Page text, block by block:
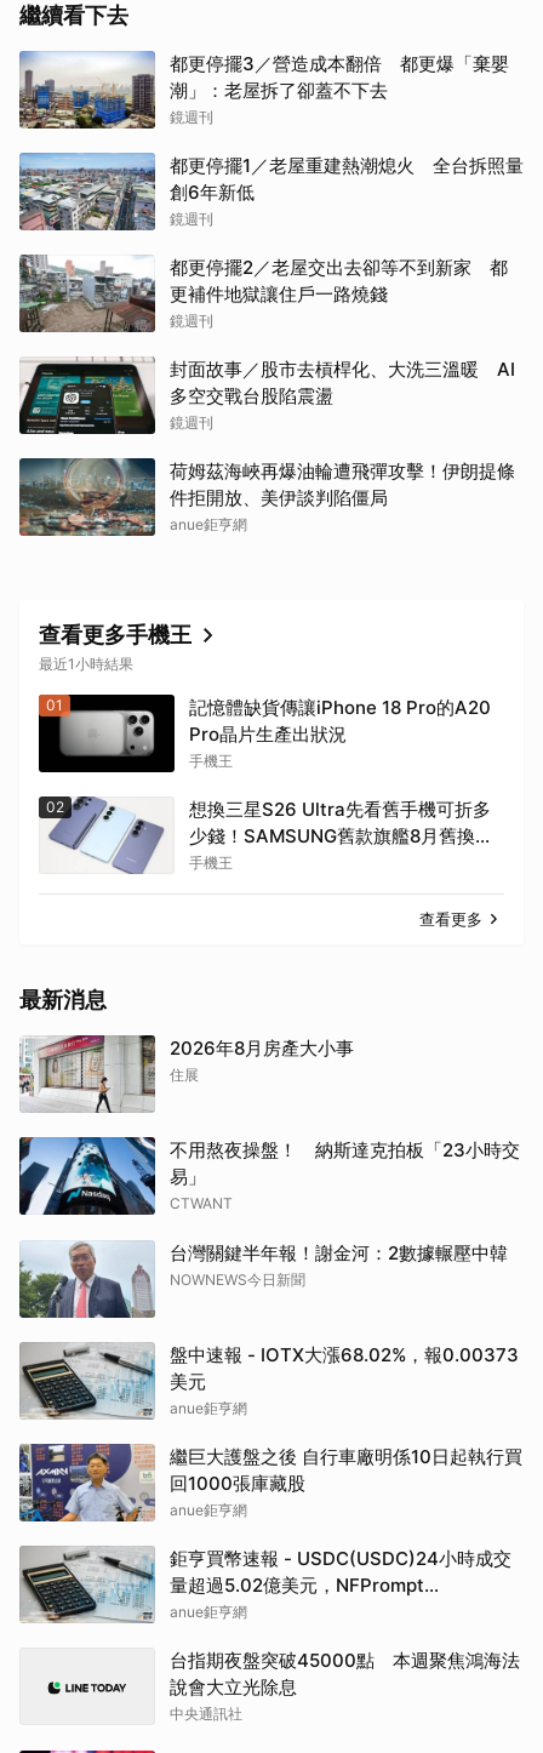
繼續看下去
都更停擺3／營造成本翻倍 都更爆「棄嬰
潮」：老屋拆了卻蓋不下去
鏡週刊
都更停擺1／老屋重建熱潮熄火 全台拆照量
創6年新低
鏡週刊
都更停擺2／老屋交出去卻等不到新家 都
更補件地獄讓住戶一路燒錢
鏡週刊
封面故事／股市去槓桿化、大洗三溫暖 AI
多空交戰台股陷震盪
鏡週刊
荷姆茲海峽再爆油輪遭飛彈攻擊！伊朗提條
件拒開放、美伊談判陷僵局
anue鉅亨網
查看更多手機王
最近1小時結果
01
記憶體缺貨傳讓iPhone 18 Pro的A20
Pro晶片生產出狀況
手機王
02
想換三星S26 Ultra先看舊手機可折多
少錢！SAMSUNG舊款旗艦8月舊換新
價格參考
手機王
查看更多
最新消息
2026年8月房產大小事
住展
不用熬夜操盤！ 納斯達克拍板「23小時交
易」
CTWANT
台灣關鍵半年報！謝金河：2數據輾壓中韓
NOWNEWS今日新聞
盤中速報 - IOTX大漲68.02%，報0.00373
美元
anue鉅亨網
繼巨大護盤之後 自行車廠明係10日起執行買
回1000張庫藏股
anue鉅亨網
鉅亨買幣速報 - USDC(USDC)24小時成交
量超過5.02億美元，NFPrompt
Token(NFP)24小時漲幅達66.2%
anue鉅亨網
台指期夜盤突破45000點 本週聚焦鴻海法
說會大立光除息
中央通訊社